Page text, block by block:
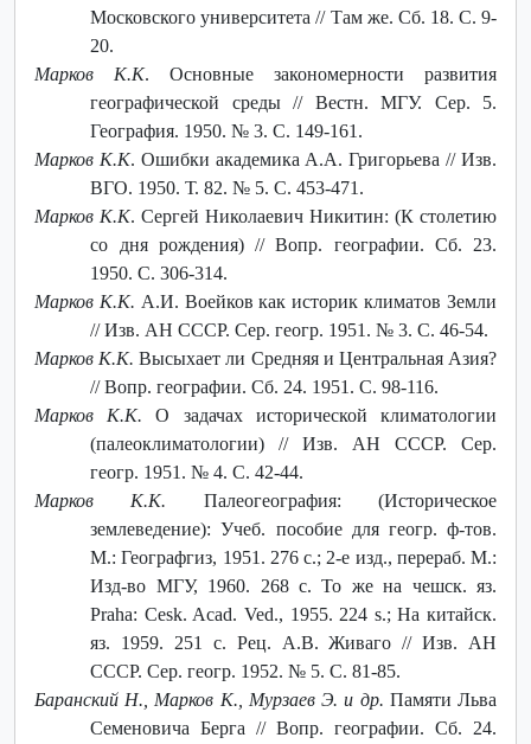
Московского университета // Там же. Сб. 18. С. 9-
20.
Марков К.К. Основные закономерности развития
географической среды // Вестн. МГУ. Сер. 5.
География. 1950. № 3. С. 149-161.
Марков К.К. Ошибки академика А.А. Григорьева // Изв.
ВГО. 1950. Т. 82. № 5. С. 453-471.
Марков К.К. Сергей Николаевич Никитин: (К столетию
со дня рождения) // Вопр. географии. Сб. 23.
1950. С. 306-314.
Марков К.К. А.И. Воейков как историк климатов Земли
// Изв. АН СССР. Сер. геогр. 1951. № 3. С. 46-54.
Марков К.К. Высыхает ли Средняя и Центральная Азия?
// Вопр. географии. Сб. 24. 1951. С. 98-116.
Марков К.К. О задачах исторической климатологии
(палеоклиматологии) // Изв. АН СССР. Сер.
геогр. 1951. № 4. С. 42-44.
Марков К.К. Палеогеография: (Историческое
землеведение): Учеб. пособие для геогр. ф-тов.
М.: Географгиз, 1951. 276 с.; 2-е изд., перераб. М.:
Изд-во МГУ, 1960. 268 с. То же на чешск. яз.
Praha: Cesk. Acad. Ved., 1955. 224 s.; На китайск.
яз. 1959. 251 с. Рец. А.В. Живаго // Изв. АН
СССР. Сер. геогр. 1952. № 5. С. 81-85.
Баранский Н., Марков К., Мурзаев Э. и др. Памяти Льва
Семеновича Берга // Вопр. географии. Сб. 24.